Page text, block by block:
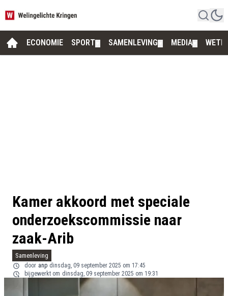
ECONOMIE SPORT SAMENLEVING MEDIA
Kamer akkoord met speciale
onderzoekscommissie naar
zaak-Arib
Samenleving
door anp dinsdag, 09 september 2025 om 17:45
bijgewerkt om dinsdag, 09 september 2025 om 19:31